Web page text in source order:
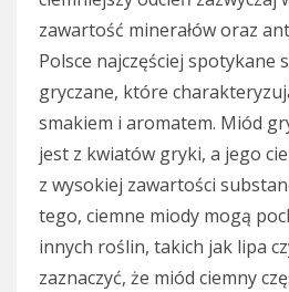
zawartość minerałów oraz
Polsce najczęściej spotykane
gryczane, które
smakiem i aromatem. Miód
jest z kwiatów gryki, a jego
z wysokiej zawartości
tego, ciemne miody mogą
innych roślin, takich jak lipa
zaznaczyć, że miód ciemny